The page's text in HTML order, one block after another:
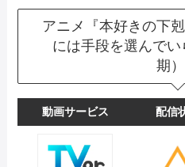
アニメ『本好きの下
には手段を選んで
期）
動画サービス 配信